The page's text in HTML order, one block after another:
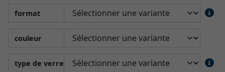
format
couleur
type de verre